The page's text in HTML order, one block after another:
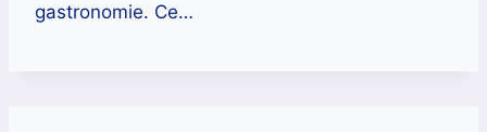
gastronomie. Ce…